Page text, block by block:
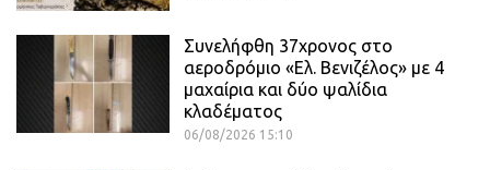
Συνελήφθη 37χρονος στο
αεροδρόμιο «Ελ. Βενιζέλος» με 4
μαχαίρια και δύο ψαλίδια
κλαδέματος
06/08/2026 15:10